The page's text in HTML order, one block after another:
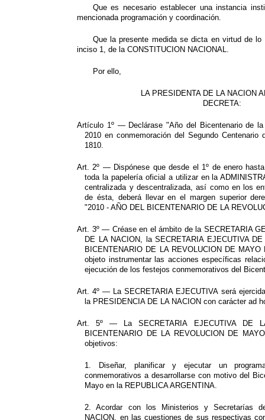
Que es necesario establecer una instancia
mencionada programación y coordinación.
Que la presente medida se dicta en virtud de
inciso 1, de la CONSTITUCION NACIONAL.
Por ello,
LA PRESIDENTA DE LA NACION
DECRETA:
Artículo 1º — Declárase "Año del Bicentenario de
2010 en conmemoración del Segundo
1810.
Art. 2º — Dispónese que desde el 1º de enero
toda la papelería oficial a utilizar en la
centralizada y descentralizada, así como en los
de ésta, deberá llevar en el margen superior
"2010 - AÑO DEL BICENTENARIO DE LA
Art. 3º — Créase en el ámbito de la SECRETARIA
DE LA NACION, la SECRETARIA EJECUTIVA
BICENTENARIO DE LA REVOLUCION DE MAYO
objeto instrumentar las acciones específicas
ejecución de los festejos conmemorativos del
Art. 4º — La SECRETARIA EJECUTIVA será
la PRESIDENCIA DE LA NACION con carácter ad
Art. 5º — La SECRETARIA EJECUTIVA DE
BICENTENARIO DE LA REVOLUCION DE
objetivos:
1. Diseñar, planificar y ejecutar un
conmemorativos a desarrollarse con motivo del
Mayo en la REPUBLICA ARGENTINA.
2. Acordar con los Ministerios y Secretarías
NACION, en las cuestiones de sus respectivas